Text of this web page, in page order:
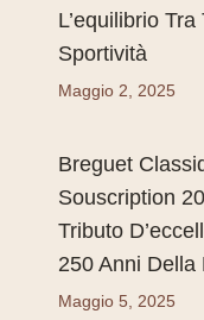
L’equilibrio
Sportività
Maggio 2, 2025
Breguet
Souscription
Tributo
250 Anni Della
Maggio 5, 2025